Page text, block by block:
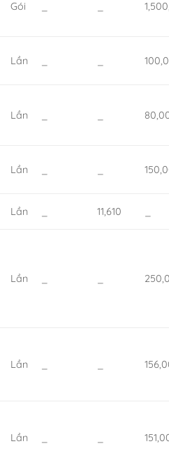
Gói
Lần
Lần
Lần
Lần 11,610
Lần
Lần
Lần